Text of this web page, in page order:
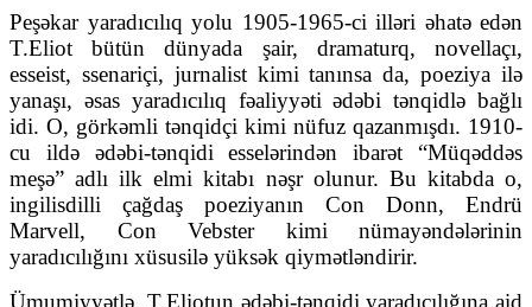
Peşəkar yaradıcılıq yolu 1905-1965-ci illəri əhatə edən
T.Eliot bütün dünyada şair, dramaturq, novellaçı,
esseist, ssenariçi, jurnalist kimi tanınsa da, poeziya ilə
yanaşı, əsas yaradıcılıq fəaliyyəti ədəbi tənqidlə bağlı
idi. O, görkəmli tənqidçi kimi nüfuz qazanmışdı. 1910-
cu ildə ədəbi-tənqidi esselərindən ibarət “Müqəddəs
meşə” adlı ilk elmi kitabı nəşr olunur. Bu kitabda o,
ingilisdilli çağdaş poeziyanın Con Donn, Endrü
Marvell, Con Vebster kimi nümayəndələrinin
yaradıcılığını xüsusilə yüksək qiymətləndirir.